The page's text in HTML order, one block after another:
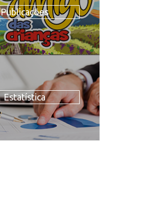
Publicações
Estatística